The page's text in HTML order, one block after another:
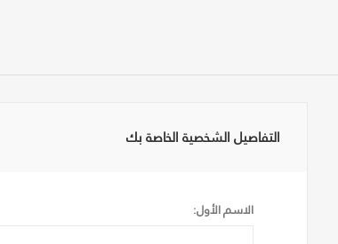
التفاصيل الشخصية الخاصة بك
الاسم الأول: